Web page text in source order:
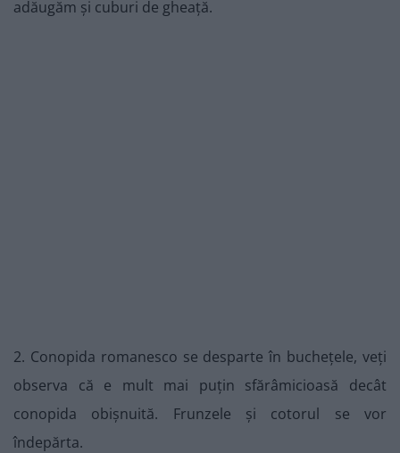
adăugăm și cuburi de gheață.
2. Conopida romanesco se desparte în buchețele, veți
observa că e mult mai puțin sfărâmicioasă decât
conopida obișnuită. Frunzele și cotorul se vor
îndepărta.